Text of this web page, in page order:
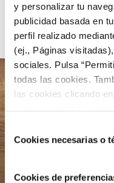
y personalizar tu
publicidad basada en
perfil realizado
(ej., Páginas
sociales. Pulsa
todas las cookies.
las cookies clicando
COOKIES.
Selección
deCookies necesarias o
Cookies de